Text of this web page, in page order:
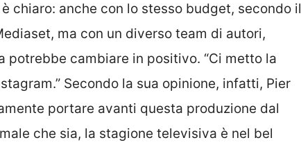
è chiaro: anche con lo stesso budget, secondo il
ma con un diverso team di autori,
cambiare in positivo. “Ci metto la
Secondo la sua opinione, infatti, Pier
portare avanti questa produzione dal
che sia, la stagione televisiva è nel bel